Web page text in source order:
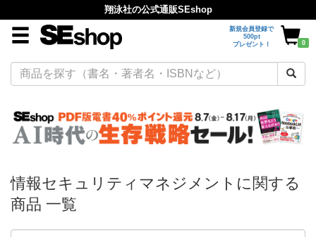
翔泳社の公式通販SEshop
新規会員登録で
500pt
プレゼント！
0
情報セキュリティマネジメントに関する
商品 一覧